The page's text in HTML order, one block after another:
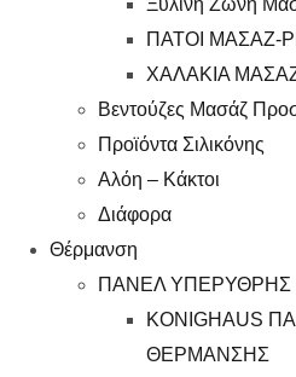
Ξύλινη Ζώνη
ΠΑΤΟΙ ΜΑΣΑΖ-
ΧΑΛΑΚΙΑ
Βεντούζες Μασάζ
Προϊόντα Σιλικόνης
Αλόη – Κάκτοι
Διάφορα
Θέρμανση
ΠΑΝΕΛ
KONIGHAUS
ΘΕΡΜΑΝΣΗΣ